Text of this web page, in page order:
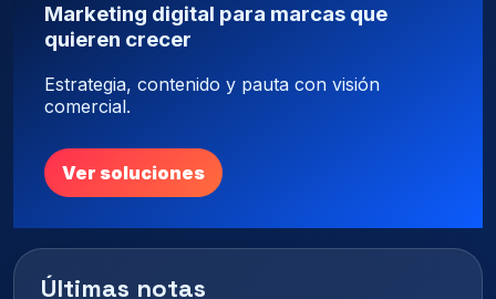
Marketing digital para marcas que
quieren crecer
Estrategia, contenido y pauta con visión
comercial.
Ver soluciones
Últimas notas